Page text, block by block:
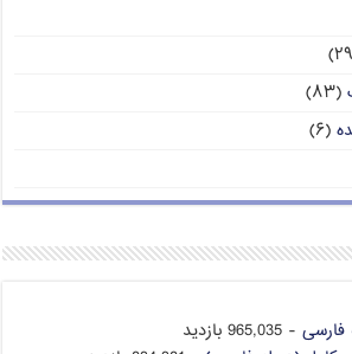
(۸۳)
(۶)
فارسی - 965,035 بازدید